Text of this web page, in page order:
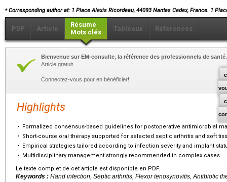
⁎Corresponding author at: 1 Place Alexis Ricordeau, 44093 Nantes Cedex, France. 1
PDF Article
Résumé
Mots clés
Tableaux Références
Bienvenue sur EM-consulte, la référence des professionnels de santé.
Article gratuit.
Connectez-vous pour en bénéficier!
Highlights
•
Formalized consensus-based guidelines for postoperative antimicrobial
•
Short-course oral therapy supported for selected septic arthritis and soft
•
Empirical strategies tailored according to infection severity and implant
•
Multidisciplinary management strongly recommended in complex cases.
Le texte complet de cet article est disponible en PDF.
Keywords : Hand infection, Septic arthritis, Flexor tenosynovitis, Antibiotic